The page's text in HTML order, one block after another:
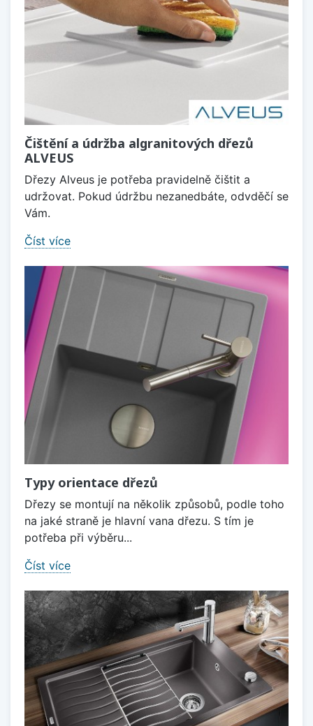
Čištění a údržba algranitových dřezů
ALVEUS
Dřezy Alveus je potřeba pravidelně čištit a
udržovat. Pokud údržbu nezanedbáte, odvděčí se
Vám.
Číst více
Typy orientace dřezů
Dřezy se montují na několik způsobů, podle toho
na jaké straně je hlavní vana dřezu. S tím je
potřeba při výběru...
Číst více